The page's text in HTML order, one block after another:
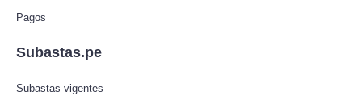
Pagos
Subastas.pe
Subastas vigentes